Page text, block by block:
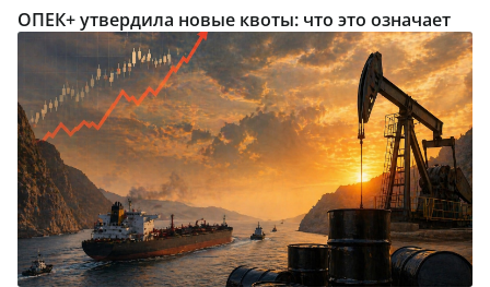
ОПЕК+ утвердила новые квоты: что это означает